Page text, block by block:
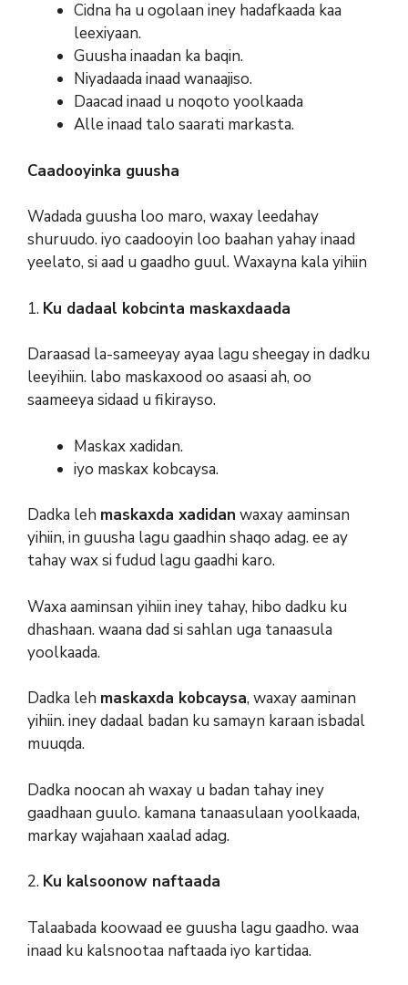
Cidna ha u ogolaan iney hadafkaada kaa
leexiyaan.
Guusha inaadan ka baqin.
Niyadaada inaad wanaajiso.
Daacad inaad u noqoto yoolkaada
Alle inaad talo saarati markasta.
Caadooyinka guusha
Wadada guusha loo maro, waxay leedahay
shuruudo. iyo caadooyin loo baahan yahay inaad
yeelato, si aad u gaadho guul. Waxayna kala yihiin
1. Ku dadaal kobcinta maskaxdaada
Daraasad la-sameeyay ayaa lagu sheegay in dadku
leeyihiin. labo maskaxood oo asaasi ah, oo
saameeya sidaad u fikirayso.
Maskax xadidan.
iyo maskax kobcaysa.
Dadka leh maskaxda xadidan waxay aaminsan
yihiin, in guusha lagu gaadhin shaqo adag. ee ay
tahay wax si fudud lagu gaadhi karo.
Waxa aaminsan yihiin iney tahay, hibo dadku ku
dhashaan. waana dad si sahlan uga tanaasula
yoolkaada.
Dadka leh maskaxda kobcaysa, waxay aaminan
yihiin. iney dadaal badan ku samayn karaan isbadal
muuqda.
Dadka noocan ah waxay u badan tahay iney
gaadhaan guulo. kamana tanaasulaan yoolkaada,
markay wajahaan xaalad adag.
2. Ku kalsoonow naftaada
Talaabada koowaad ee guusha lagu gaadho. waa
inaad ku kalsnootaa naftaada iyo kartidaa.